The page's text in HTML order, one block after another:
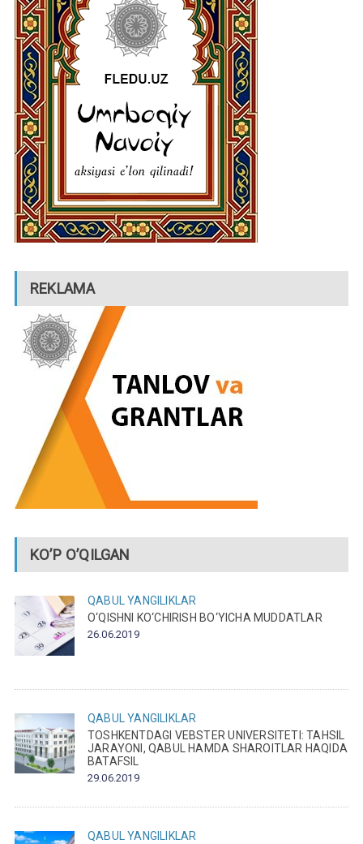
REKLAMA
KO’P O’QILGAN
QABUL
YANGILIKLAR
O‘QISHNI KO‘CHIRISH BO‘YICHA MUDDATLAR
26.06.2019
QABUL
YANGILIKLAR
TOSHKENTDAGI VEBSTER UNIVERSITETI: TAHSIL
JARAYONI, QABUL HAMDA SHAROITLAR HAQIDA
BATAFSIL
29.06.2019
QABUL YANGILIKLAR